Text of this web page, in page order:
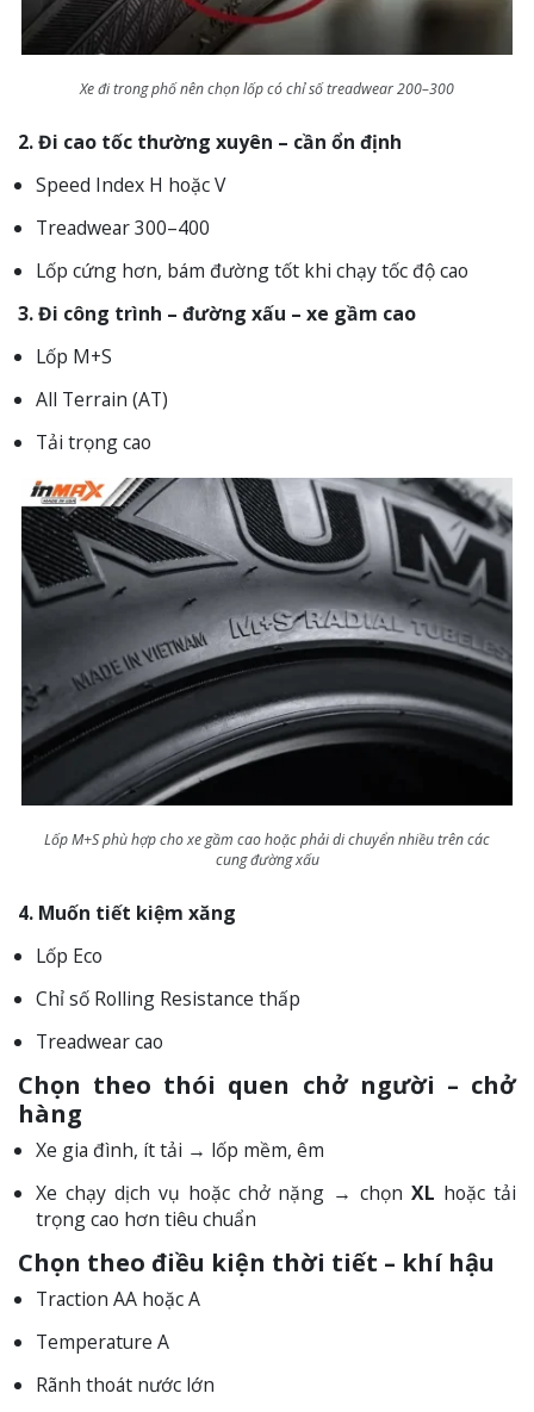
Xe đi trong phố nên chọn lốp có chỉ số treadwear 200–300
2. Đi cao tốc thường xuyên – cần ổn định
Speed Index H hoặc V
Treadwear 300–400
Lốp cứng hơn, bám đường tốt khi chạy tốc độ cao
3. Đi công trình – đường xấu – xe gầm cao
Lốp M+S
All Terrain (AT)
Tải trọng cao
Lốp M+S phù hợp cho xe gầm cao hoặc phải di chuyển nhiều trên các
cung đường xấu
4. Muốn tiết kiệm xăng
Lốp Eco
Chỉ số Rolling Resistance thấp
Treadwear cao
Chọn theo thói quen chở người – chở
hàng
Xe gia đình, ít tải → lốp mềm, êm
Xe chạy dịch vụ hoặc chở nặng → chọnXL hoặc tải
trọng cao hơn tiêu chuẩn
Chọn theo điều kiện thời tiết – khí hậu
Traction AA hoặc A
Temperature A
Rãnh thoát nước lớn